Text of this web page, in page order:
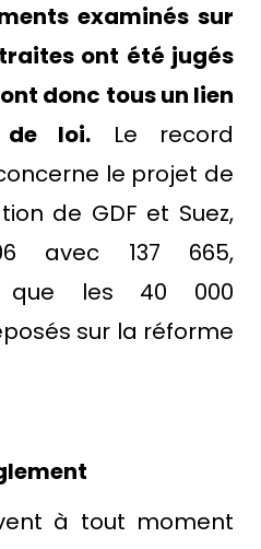
examinés sur
ont été jugés
donc tous un lien
loi. Le record
le projet de
de GDF et Suez,
avec 137 665,
que les 40 000
sur la réforme
à tout moment